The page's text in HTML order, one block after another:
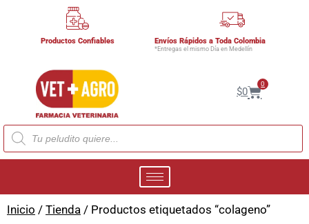
Productos Confiables Envíos Rápidos a Toda Colombia
*Entregas el mismo Día en Medellín
$0
0
Inicio / Tienda / Productos etiquetados “colageno”